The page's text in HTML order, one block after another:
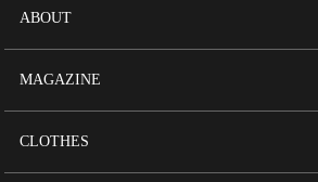
ABOUT
MAGAZINE
CLOTHES